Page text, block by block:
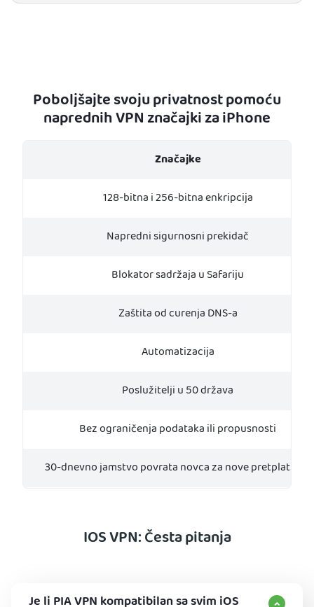
Poboljšajte svoju privatnost pomoću
naprednih VPN značajki za iPhone
Značajke
128-bitna i 256-bitna enkripcija
Napredni sigurnosni prekidač
Blokator sadržaja u Safariju
Zaštita od curenja DNS-a
Automatizacija
Poslužitelji u 50 država
Bez ograničenja podataka ili propusnosti
30-dnevno jamstvo povrata novca za nove pretplatnike
IOS VPN: Česta pitanja
Je li PIA VPN kompatibilan sa svim iOS